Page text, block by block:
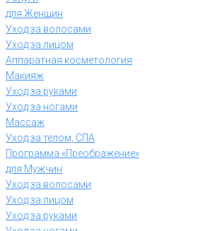
для Женщин
Уход за волосами
Уход за лицом
Аппаратная косметология
Макияж
Уход за руками
Уход за ногами
Массаж
Уход за телом, СПА
Программа «Преображение»
для Мужчин
Уход за волосами
Уход за лицом
Уход за руками